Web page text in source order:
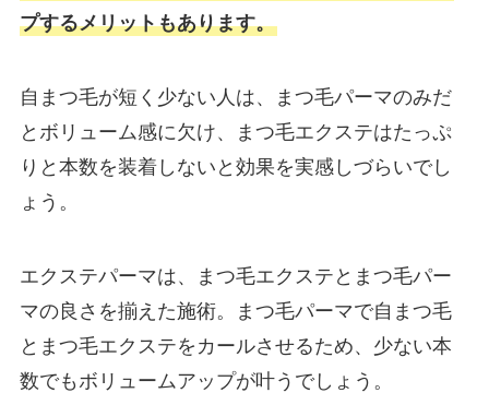
プするメリットもあります。
自まつ毛が短く少ない人は、まつ毛パーマのみだ
とボリューム感に欠け、まつ毛エクステはたっぷ
りと本数を装着しないと効果を実感しづらいでし
ょう。
エクステパーマは、まつ毛エクステとまつ毛パー
マの良さを揃えた施術。まつ毛パーマで自まつ毛
とまつ毛エクステをカールさせるため、少ない本
数でもボリュームアップが叶うでしょう。